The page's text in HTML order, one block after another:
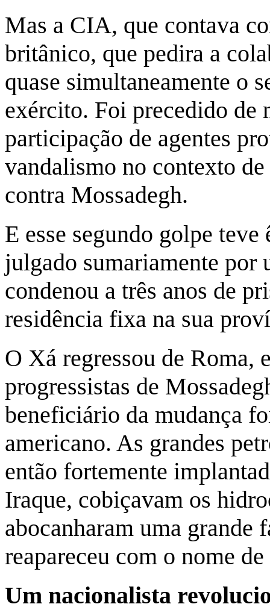
Mas a CIA, que contava
britânico, que pedira a
quase simultaneamente o
exército. Foi precedido de
participação de agentes
vandalismo no contexto
contra Mossadegh.
E esse segundo golpe
julgado sumariamente
condenou a três anos de
residência fixa na sua
O Xá regressou de Roma,
progressistas de
beneficiário da mudança
americano. As grandes
então fortemente
Iraque, cobiçavam os
abocanharam uma grande
reapareceu com o nome
Um nacionalista